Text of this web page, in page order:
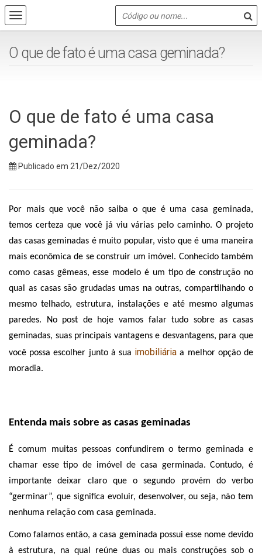
O que de fato é uma casa geminada?
O que de fato é uma casa
geminada?
Publicado em 21/Dez/2020
Por mais que você não saiba o que é uma casa geminada,
temos certeza que você já viu várias pelo caminho. O projeto
das casas geminadas é muito popular, visto que é uma maneira
mais econômica de se construir um imóvel. Conhecido também
como casas gêmeas, esse modelo é um tipo de construção no
qual as casas são grudadas umas na outras, compartilhando o
mesmo telhado, estrutura, instalações e até mesmo algumas
paredes. No post de hoje vamos falar tudo sobre as casas
geminadas, suas principais vantagens e desvantagens, para que
você possa escolher junto à sua imobiliária a melhor opção de
moradia.
Entenda mais sobre as casas geminadas
É comum muitas pessoas confundirem o termo geminada e
chamar esse tipo de imóvel de casa germinada. Contudo, é
importante deixar claro que o segundo provém do verbo
“germinar”, que significa evoluir, desenvolver, ou seja, não tem
nenhuma relação com casa geminada.
Como falamos então, a casa geminada possui esse nome devido
à estrutura, na qual reúne duas ou mais construções sob o